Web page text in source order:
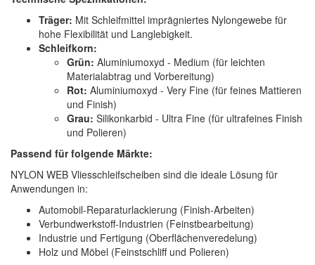
Träger: Mit Schleifmittel imprägniertes Nylongewebe für
hohe Flexibilität und Langlebigkeit.
Schleifkorn:
Grün: Aluminiumoxyd - Medium (für leichten
Materialabtrag und Vorbereitung)
Rot: Aluminiumoxyd - Very Fine (für feines Mattieren
und Finish)
Grau: Silikonkarbid - Ultra Fine (für ultrafeines Finish
und Polieren)
Passend für folgende Märkte:
NYLON WEB Vliesschleifscheiben sind die ideale Lösung für
Anwendungen in:
Automobil-Reparaturlackierung (Finish-Arbeiten)
Verbundwerkstoff-Industrien (Feinstbearbeitung)
Industrie und Fertigung (Oberflächenveredelung)
Holz und Möbel (Feinstschliff und Polieren)